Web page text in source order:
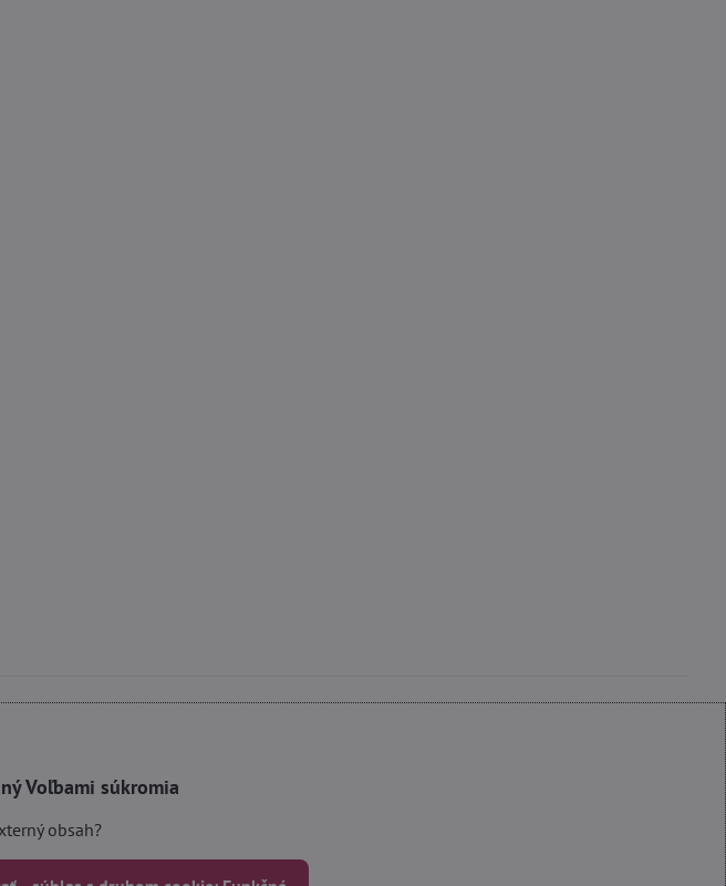
Voľbami súkromia
obsah?